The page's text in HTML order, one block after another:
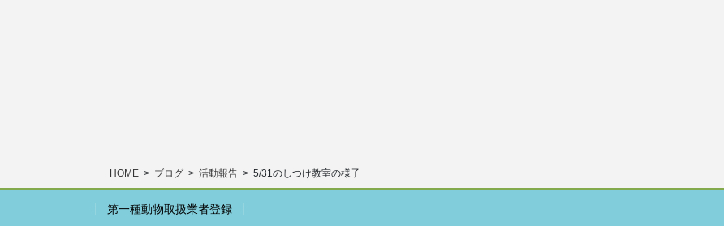
HOME ブログ 活動報告 5/31のしつけ教室の様子
第一種動物取扱業者登録